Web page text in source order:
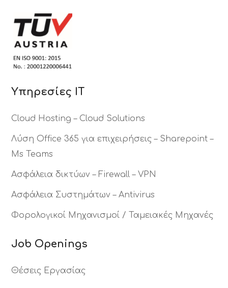
Υπηρεσίες ΙΤ
Cloud Hosting – Cloud Solutions
Λύση Office 365 για επιχειρήσεις – Sharepoint –
Ms Teams
Ασφάλεια δικτύων – Firewall – VPN
Ασφάλεια Συστημάτων – Antivirus
Φορολογικοί Μηχανισμοί / Ταμειακές Μηχανές
Job Openings
Θέσεις Εργασίας